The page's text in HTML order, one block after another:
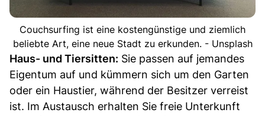
Couchsurfing ist eine kostengünstige und ziemlich
beliebte Art, eine neue Stadt zu erkunden. - Unsplash
Haus- und Tiersitten: Sie passen auf jemandes
Eigentum auf und kümmern sich um den Garten
oder ein Haustier, während der Besitzer verreist
ist. Im Austausch erhalten Sie freie Unterkunft